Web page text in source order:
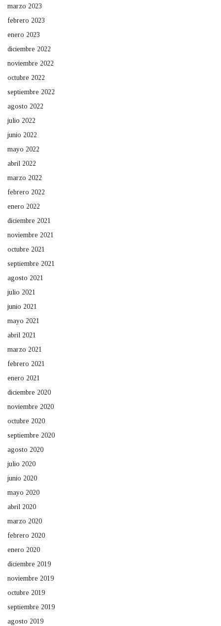
marzo 2023
febrero 2023
enero 2023
diciembre 2022
noviembre 2022
octubre 2022
septiembre 2022
agosto 2022
julio 2022
junio 2022
mayo 2022
abril 2022
marzo 2022
febrero 2022
enero 2022
diciembre 2021
noviembre 2021
octubre 2021
septiembre 2021
agosto 2021
julio 2021
junio 2021
mayo 2021
abril 2021
marzo 2021
febrero 2021
enero 2021
diciembre 2020
noviembre 2020
octubre 2020
septiembre 2020
agosto 2020
julio 2020
junio 2020
mayo 2020
abril 2020
marzo 2020
febrero 2020
enero 2020
diciembre 2019
noviembre 2019
octubre 2019
septiembre 2019
agosto 2019